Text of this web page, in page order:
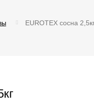
EUROTEX сосна